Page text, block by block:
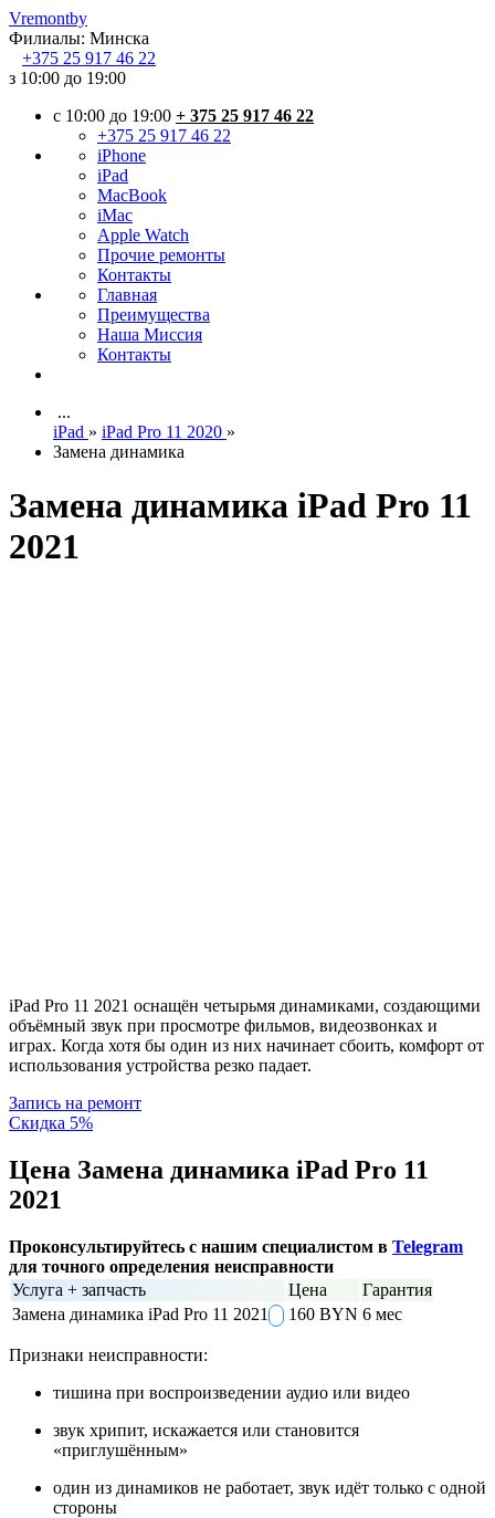
Vremontby
Филиалы: Минска
+375 25 917 46 22
з 10:00 до 19:00
c 10:00 до 19:00 + 375 25 917 46 22
+375 25 917 46 22
iPhone
iPad
MacBook
iMac
Apple Watch
Прочие ремонты
Контакты
Главная
Преимущества
Наша Миссия
Контакты
...
iPad » iPad Pro 11 2020 »
Замена динамика
Замена динамика iPad Pro 11
2021
iPad Pro 11 2021 оснащён четырьмя динамиками, создающими
объёмный звук при просмотре фильмов, видеозвонках и
играх. Когда хотя бы один из них начинает сбоить, комфорт от
использования устройства резко падает.
Запись на ремонт
Скидка 5%
Цена Замена динамика iPad Pro 11
2021
Проконсультируйтесь с нашим специалистом в Telegram
для точного определения неисправности
Услуга + запчасть
Цена
Гарантия
Замена динамика iPad Pro 11 2021
160 BYN 6 мес
Признаки неисправности:
тишина при воспроизведении аудио или видео
звук хрипит, искажается или становится
«приглушённым»
один из динамиков не работает, звук идёт только с одной
стороны